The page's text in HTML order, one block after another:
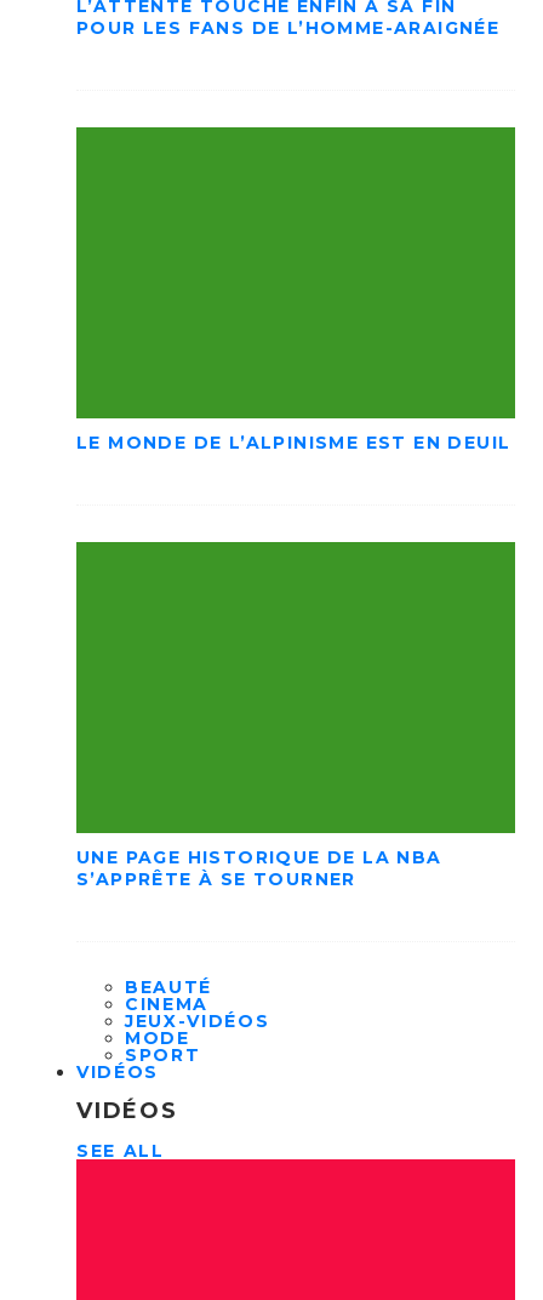
L’ATTENTE TOUCHE ENFIN À SA FIN
POUR LES FANS DE L’HOMME-ARAIGNÉE
LE MONDE DE L’ALPINISME EST EN DEUIL
UNE PAGE HISTORIQUE DE LA NBA
S’APPRÊTE À SE TOURNER
BEAUTÉ
CINEMA
JEUX-VIDÉOS
MODE
SPORT
VIDÉOS
VIDÉOS
SEE ALL